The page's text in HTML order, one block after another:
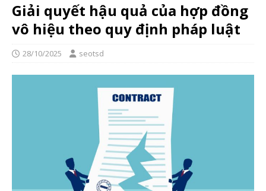
Giải quyết hậu quả của hợp đồng
vô hiệu theo quy định pháp luật
28/10/2025 seotsd